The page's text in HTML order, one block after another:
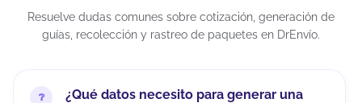
Resuelve dudas comunes sobre cotización, generación de
guías, recolección y rastreo de paquetes en DrEnvío.
¿Qué datos necesito para generar una